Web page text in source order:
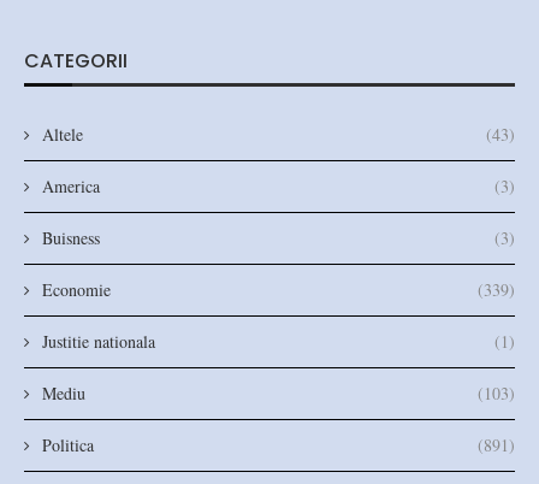
CATEGORII
Altele (43)
America (3)
Buisness (3)
Economie (339)
Justitie nationala (1)
Mediu (103)
Politica (891)